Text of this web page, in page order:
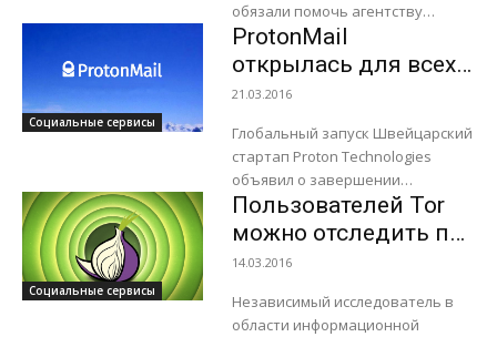
обязали помочь агентству
извлечь зашифрованную
информацию с телефона
террориста, разрешилась самым
неожиданным образом....
Социальные сервисы
ProtonMail
открылась для всех
желающих
21.03.2016
Глобальный запуск Швейцарский
стартап Proton Technologies
объявил о завершении
разработки и доступности
пользователям во всем мире без
ограничений почтового сервиса
ProtonMail одновременно с
выпуском приложений...
Социальные сервисы
Пользователей Tor
можно отследить по
движениям мыши и
процессора
14.03.2016
Независимый исследователь в
области информационной